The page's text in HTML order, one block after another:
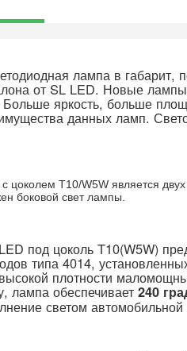
лампа в габарит,
от SL LED. Новые
яркость, больше
данных ламп.
цоколем T10/W5W является
боковой свет лампы.
под цоколь T10(W5W)
типа 4014,
плотности
лампа обеспечивает 240
светом автомобильной